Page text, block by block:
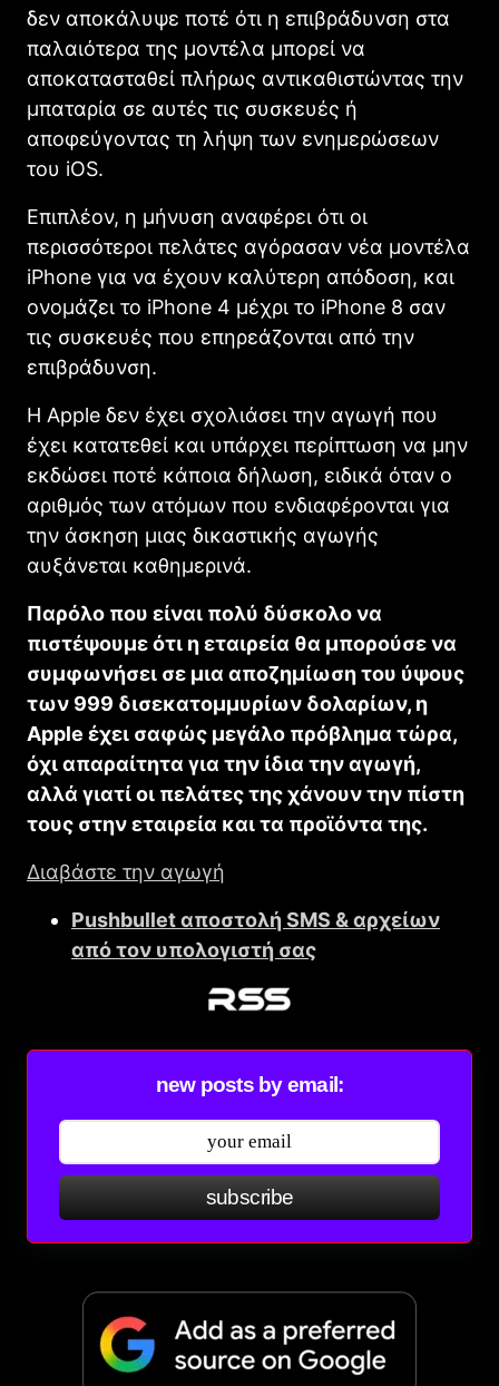
δεν αποκάλυψε ποτέ ότι η επιβράδυνση στα
παλαιότερα της μοντέλα μπορεί να
αποκατασταθεί πλήρως αντικαθιστώντας την
μπαταρία σε αυτές τις συσκευές ή
αποφεύγοντας τη λήψη των ενημερώσεων
του iOS.
Επιπλέον, η μήνυση αναφέρει ότι οι
περισσότεροι πελάτες αγόρασαν νέα μοντέλα
iPhone για να έχουν καλύτερη απόδοση, και
ονομάζει το iPhone 4 μέχρι το iPhone 8 σαν
τις συσκευές που επηρεάζονται από την
επιβράδυνση.
Η Apple δεν έχει σχολιάσει την αγωγή που
έχει κατατεθεί και υπάρχει περίπτωση να μην
εκδώσει ποτέ κάποια δήλωση, ειδικά όταν ο
αριθμός των ατόμων που ενδιαφέρονται για
την άσκηση μιας δικαστικής αγωγής
αυξάνεται καθημερινά.
Παρόλο που είναι πολύ δύσκολο να
πιστέψουμε ότι η εταιρεία θα μπορούσε να
συμφωνήσει σε μια αποζημίωση του ύψους
των 999 δισεκατομμυρίων δολαρίων, η
Apple έχει σαφώς μεγάλο πρόβλημα τώρα,
όχι απαραίτητα για την ίδια την αγωγή,
αλλά γιατί οι πελάτες της χάνουν την πίστη
τους στην εταιρεία και τα προϊόντα της.
Διαβάστε την αγωγή
Pushbullet αποστολή SMS & αρχείων
από τον υπολογιστή σας
new posts by email:
subscribe